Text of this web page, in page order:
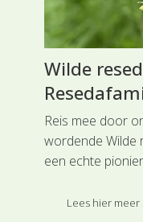
Wilde
Reis mee door
wordende Wilde
een echte
uiterwaarden,
Lees hier meer ...